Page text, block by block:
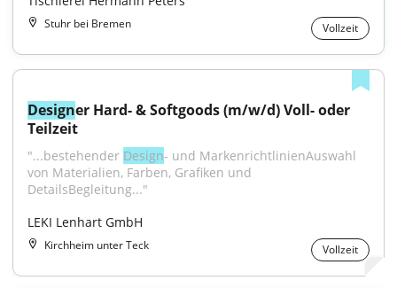
Stuhr bei Bremen Vollzeit
Designer Hard- & Softgoods (m/w/d) Voll- oder
Teilzeit
"...bestehender Design- und MarkenrichtlinienAuswahl
von Materialien, Farben, Grafiken und
DetailsBegleitung..."
LEKI Lenhart GmbH
Kirchheim unter Teck Vollzeit